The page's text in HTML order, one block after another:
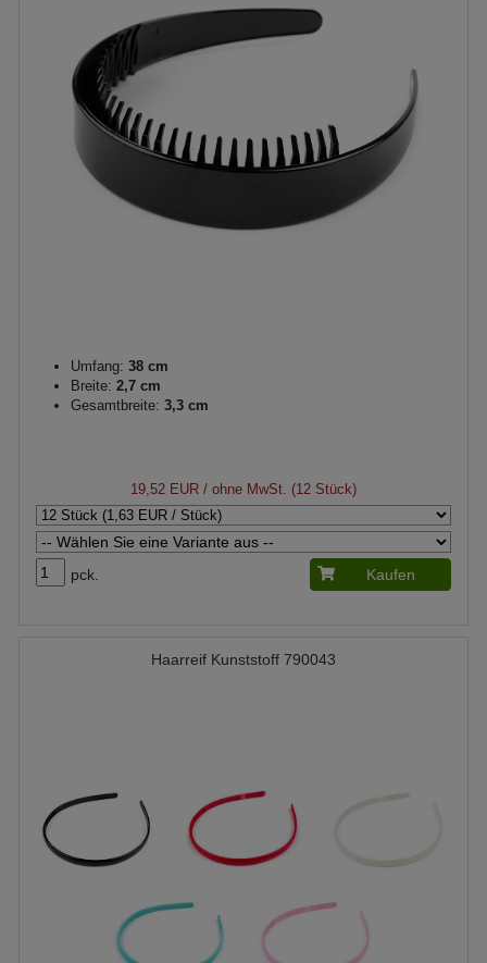
Umfang: 38 cm
Breite: 2,7 cm
Gesamtbreite: 3,3 cm
19,52 EUR / ohne MwSt. (12 Stück)
pck. Kaufen
Haarreif Kunststoff 790043